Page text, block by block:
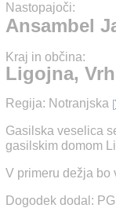
Nastopajoči:
Ansambel
Kraj in občina:
Ligojna,
Regija: Notranjska [
Gasilska veselica
gasilskim domom
V primeru dežja bo
Dogodek dodal: